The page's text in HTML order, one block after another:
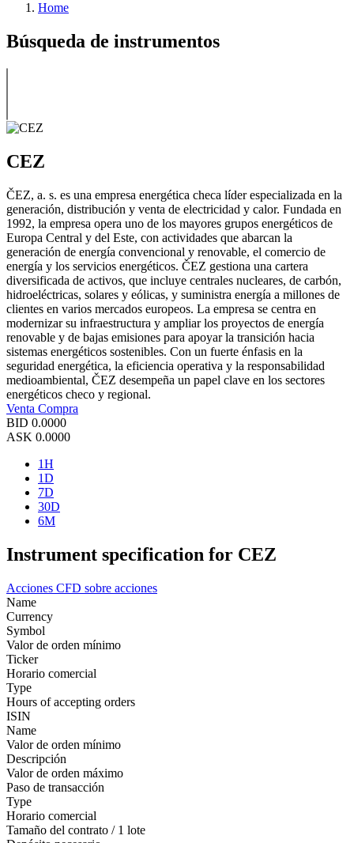
Home
Búsqueda de instrumentos
CEZ
ČEZ, a. s. es una empresa energética checa líder especializada en la
generación, distribución y venta de electricidad y calor. Fundada en
1992, la empresa opera uno de los mayores grupos energéticos de
Europa Central y del Este, con actividades que abarcan la
generación de energía convencional y renovable, el comercio de
energía y los servicios energéticos. ČEZ gestiona una cartera
diversificada de activos, que incluye centrales nucleares, de carbón,
hidroeléctricas, solares y eólicas, y suministra energía a millones de
clientes en varios mercados europeos. La empresa se centra en
modernizar su infraestructura y ampliar los proyectos de energía
renovable y de bajas emisiones para apoyar la transición hacia
sistemas energéticos sostenibles. Con un fuerte énfasis en la
seguridad energética, la eficiencia operativa y la responsabilidad
medioambiental, ČEZ desempeña un papel clave en los sectores
energéticos checo y regional.
Venta Compra
BID 0.0000
ASK 0.0000
1H
1D
7D
30D
6M
Instrument specification for CEZ
Acciones CFD sobre acciones
Name
Currency
Symbol
Valor de orden mínimo
Ticker
Horario comercial
Type
Hours of accepting orders
ISIN
Name
Valor de orden mínimo
Descripción
Valor de orden máximo
Paso de transacción
Type
Horario comercial
Tamaño del contrato / 1 lote